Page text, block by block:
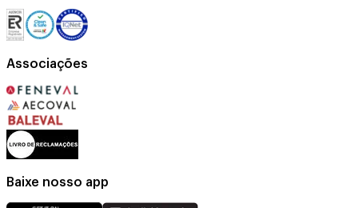
Associações
Baixe nosso app